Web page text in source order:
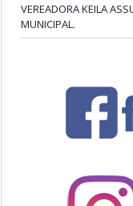
VEREADORA KEILA
MUNICIPAL.